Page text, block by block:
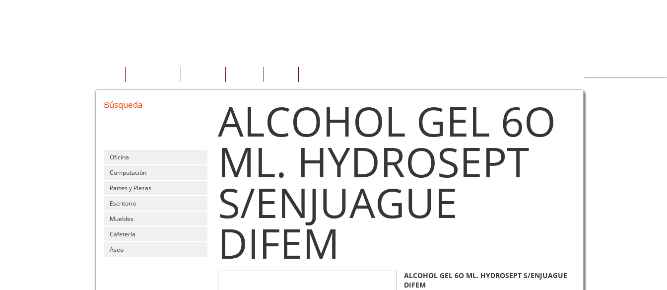
Búsqueda
Oficina
Computación
Partes y Piezas
Escritorio
Muebles
Cafetería
Aseo
ALCOHOL GEL 6O
ML. HYDROSEPT
S/ENJUAGUE
DIFEM
ALCOHOL GEL 6O ML. HYDROSEPT S/ENJUAGUE
DIFEM